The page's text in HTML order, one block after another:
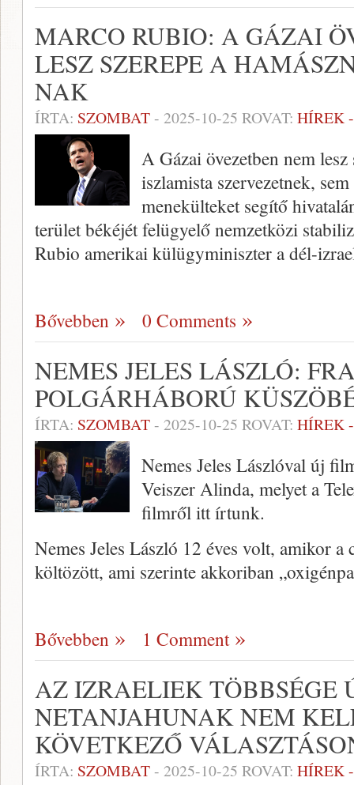
MARCO RUBIO: A GÁZAI
LESZ SZEREPE A
NAK
ÍRTA: SZOMBAT- 2025-10-25 ROVAT: HÍREK
A Gázai övezetben nem
iszlamista szervezetnek,
menekülteket segítő
terület békéjét felügyelő nemzetközi
Rubio amerikai külügyminiszter a dél-
Bővebben 0 Comments
NEMES JELES LÁSZLÓ:
POLGÁRHÁBORÚ
ÍRTA: SZOMBAT- 2025-10-25 ROVAT: HÍREK
Nemes Jeles Lászlóval új
Veiszer Alinda, melyet a
filmről itt írtunk.
Nemes Jeles László 12 éves volt, amikor a
költözött, ami szerinte akkoriban
Bővebben 1 Comment
AZ IZRAELIEK TÖBBSÉGE
NETANJAHUNAK NEM
KÖVETKEZŐ
ÍRTA: SZOMBAT- 2025-10-25 ROVAT: HÍREK